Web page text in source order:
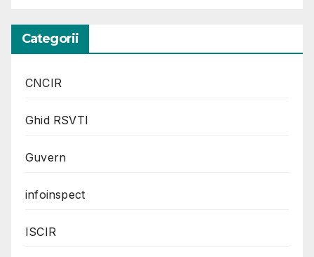
Categorii
CNCIR
Ghid RSVTI
Guvern
infoinspect
ISCIR